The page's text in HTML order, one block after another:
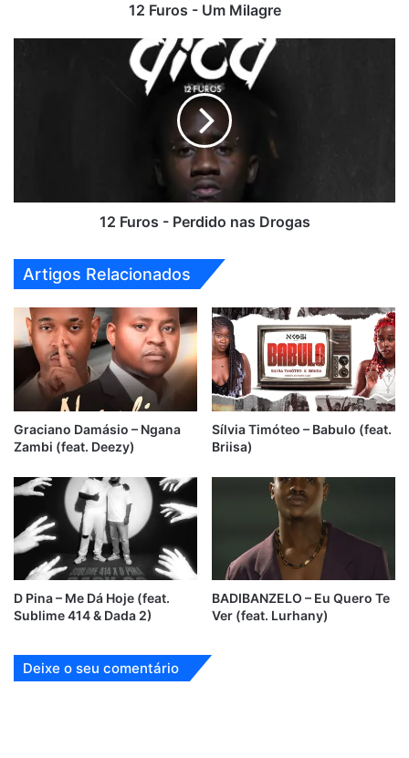
12 Furos - Um Milagre
12 Furos - Perdido nas Drogas
Artigos Relacionados
Graciano Damásio – Ngana
Zambi (feat. Deezy)
Sílvia Timóteo – Babulo (feat.
Briisa)
D Pina – Me Dá Hoje (feat.
Sublime 414 & Dada 2)
BADIBANZELO – Eu Quero Te
Ver (feat. Lurhany)
Deixe o seu comentário